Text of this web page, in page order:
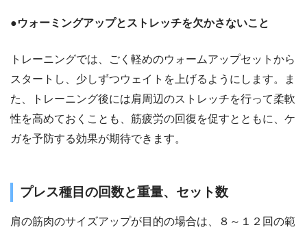
●ウォーミングアップとストレッチを欠かさないこと
トレーニングでは、ごく軽めのウォームアップセットから
スタートし、少しずつウェイトを上げるようにします。ま
た、トレーニング後には肩周辺のストレッチを行って柔軟
性を高めておくことも、筋疲労の回復を促すとともに、ケ
ガを予防する効果が期待できます。
プレス種目の回数と重量、セット数
肩の筋肉のサイズアップが目的の場合は、８～１２回の範